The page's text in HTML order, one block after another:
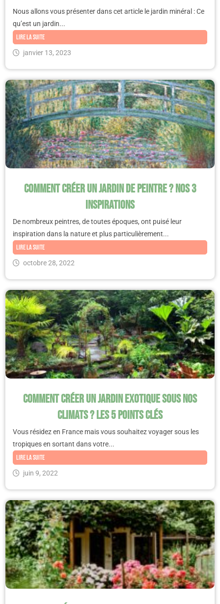
Nous allons vous présenter dans cet article le jardin minéral : Ce
qu’est un jardin...
Lire la suite
janvier 13, 2023
Comment créer un jardin de peintre ? Nos 3
inspirations
De nombreux peintres, de toutes époques, ont puisé leur
inspiration dans la nature et plus particulièrement...
Lire la suite
octobre 28, 2022
Comment créer un jardin exotique sous nos
climats ? Les 5 points clés
Vous résidez en France mais vous souhaitez voyager sous les
tropiques en sortant dans votre...
Lire la suite
juin 9, 2022